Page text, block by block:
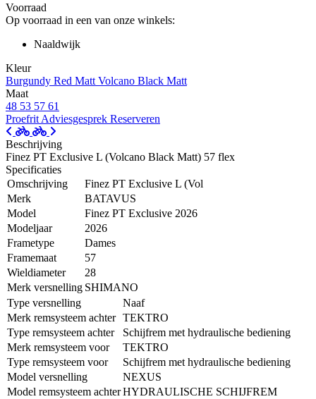
Voorraad
Op voorraad in een van onze winkels:
Naaldwijk
Kleur
Burgundy Red Matt Volcano Black Matt
Maat
48 53 57 61
Proefrit Adviesgesprek Reserveren
Beschrijving
Finez PT Exclusive L (Volcano Black Matt) 57 flex
Specificaties
Omschrijving
Finez PT Exclusive L (Vol
Merk
BATAVUS
Model
Finez PT Exclusive 2026
Modeljaar
2026
Frametype
Dames
Framemaat
57
Wieldiameter
28
Merk versnelling SHIMANO
Type versnelling
Naaf
Merk remsysteem achter TEKTRO
Type remsysteem achter
Schijfrem met hydraulische bediening
Merk remsysteem voor
TEKTRO
Type remsysteem voor
Schijfrem met hydraulische bediening
Model versnelling
NEXUS
Model remsysteem achterHYDRAULISCHE SCHIJFREM